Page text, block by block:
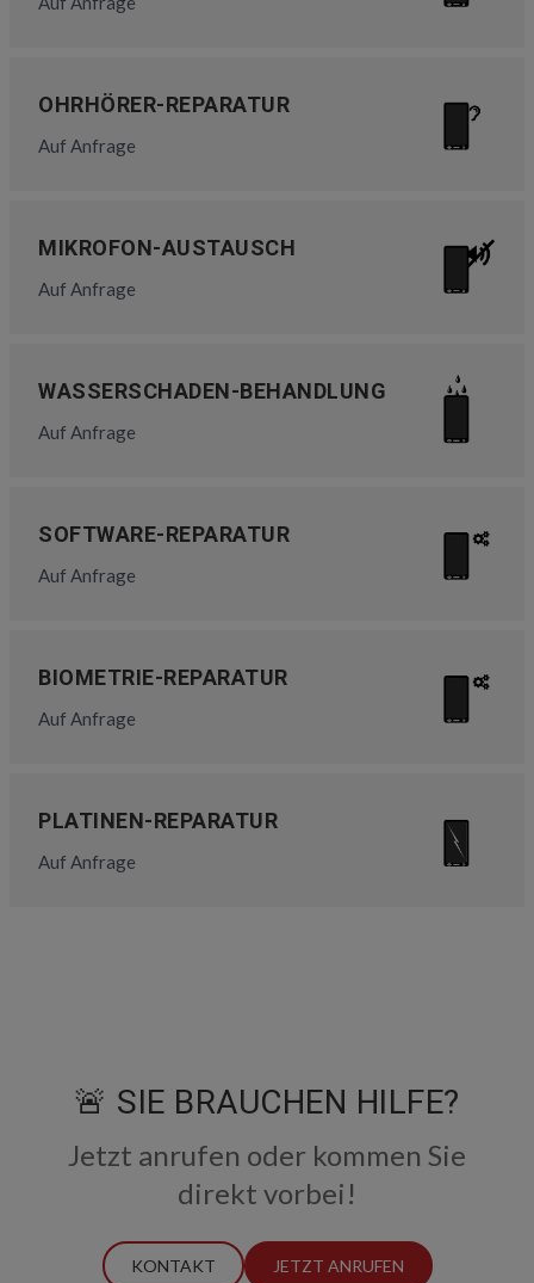
OHRHÖRER-REPARATUR
Auf Anfrage
MIKROFON-AUSTAUSCH
Auf Anfrage
WASSERSCHADEN-BEHANDLUNG
Auf Anfrage
SOFTWARE-REPARATUR
Auf Anfrage
BIOMETRIE-REPARATUR
Auf Anfrage
PLATINEN-REPARATUR
Auf Anfrage
🚨 SIE BRAUCHEN HILFE?
Jetzt anrufen oder kommen Sie
direkt vorbei!
KONTAKT JETZT ANRUFEN